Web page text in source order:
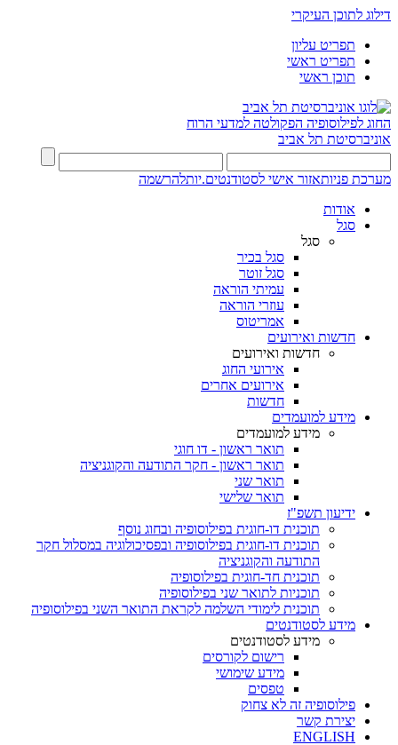
דילוג לתוכן העיקרי
תפריט עליון
תפריט ראשי
תוכן ראשי
החוג לפילוסופיה הפקולטה למדעי הרוח
אוניברסיטת תל אביב
מערכת פניותאזור אישי לסטודנטים.יותלהרשמה
אודות
סגל
סגל
סגל בכיר
סגל זוטר
עמיתי הוראה
עוזרי הוראה
אמריטוס
חדשות ואירועים
חדשות ואירועים
אירועי החוג
אירועים אחרים
חדשות
מידע למועמדים
מידע למועמדים
תואר ראשון - דו חוגי
תואר ראשון - חקר התודעה והקוגניציה
תואר שני
תואר שלישי
ידיעון תשפ"ז
תוכנית דו-חוגית בפילוסופיה ובחוג נוסף
תוכנית דו-חוגית בפילוסופיה ובפסיכולוגיה במסלול חקר
התודעה והקוגניציה
תוכנית חד-חוגית בפילוסופיה
תוכניות לתואר שני בפילוסופיה
תוכנית לימודי השלמה לקראת התואר השני בפילוסופיה
מידע לסטודנטים
מידע לסטודנטים
רישום לקורסים
מידע שימושי
טפסים
פילוסופיה זה לא צחוק
יצירת קשר
ENGLISH